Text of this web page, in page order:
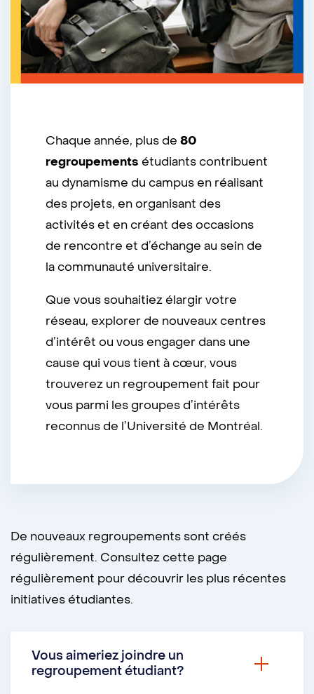
Chaque année, plus de 80
regroupements étudiants contribuent
au dynamisme du campus en réalisant
des projets, en organisant des
activités et en créant des occasions
de rencontre et d’échange au sein de
la communauté universitaire.
Que vous souhaitiez élargir votre
réseau, explorer de nouveaux centres
d’intérêt ou vous engager dans une
cause qui vous tient à cœur, vous
trouverez un regroupement fait pour
vous parmi les groupes d’intérêts
reconnus de l’Université de Montréal.
De nouveaux regroupements sont créés
régulièrement. Consultez cette page
régulièrement pour découvrir les plus récentes
initiatives étudiantes.
Vous aimeriez joindre un
regroupement étudiant?